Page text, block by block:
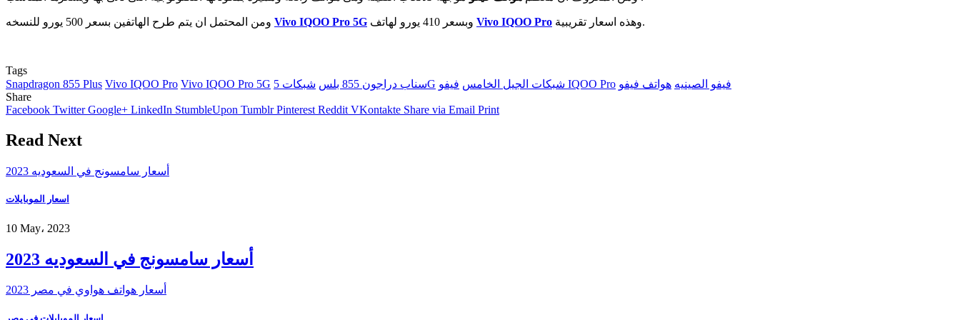
Vivo IQOO Pro 5G Vivo IQOO Pro وهذه اسعار تقريبية.
Tags
Snapdragon 855 Plus Vivo IQOO Pro Vivo IQOO Pro 5G سناب دراجون 855 بلسشبكات 5G شبكات الجيل الخامس فيفو IQOO Pro فيفو الصينيه هواتف فيفو
Share
Facebook Twitter Google+ LinkedIn StumbleUpon Tumblr Pinterest Reddit VKontakte Share via Email Print
Read Next
أسعار سامسونج في السعوديه 2023
اسعار الموبايلات
10 May، 2023
أسعار سامسونج في السعوديه 2023
أسعار هواتف هواوي في مصر 2023